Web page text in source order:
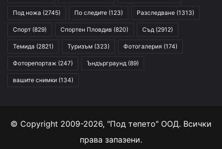
Под ножа (2745) По следите (123) Разследване (1313)
Спорт (829) Спортен Пловдив (820) Съд (2912)
Темида (2821) Туризъм (323) Фотогалерия (174)
Фоторепортаж (247) Ъндърграунд (89)
вашите снимки (134)
© Copyright 2009-2026, "Под тепето" ООД. Всички
права запазени.